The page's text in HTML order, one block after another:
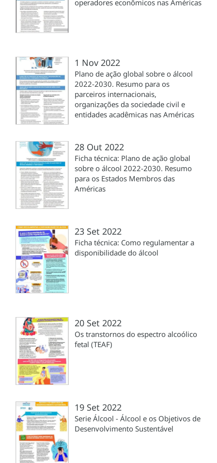
operadores econômicos nas Américas
1 Nov 2022
Plano de ação global sobre o álcool
2022-2030. Resumo para os
parceiros internacionais,
organizações da sociedade civil e
entidades acadêmicas nas Américas
28 Out 2022
Ficha técnica: Plano de ação global
sobre o álcool 2022-2030. Resumo
para os Estados Membros das
Américas
23 Set 2022
Ficha técnica: Como regulamentar a
disponibilidade do álcool
20 Set 2022
Os transtornos do espectro alcoólico
fetal (TEAF)
19 Set 2022
Serie Álcool - Álcool e os Objetivos de
Desenvolvimento Sustentável